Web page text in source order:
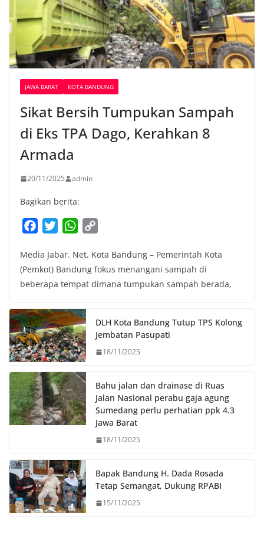
JAWA BARAT KOTA BANDUNG
Sikat Bersih Tumpukan Sampah
di Eks TPA Dago, Kerahkan 8
Armada
20/11/2025 admin
Bagikan berita:
c
e
b
o
k
i
t
t
r
W
a
t
s
p
p
p
y
L
n
k
Media Jabar. Net. Kota Bandung – Pemerintah Kota
(Pemkot) Bandung fokus menangani sampah di
beberapa tempat dimana tumpukan sampah berada,
DLH Kota Bandung Tutup TPS Kolong
Jembatan Pasupati
18/11/2025
Bahu jalan dan drainase di Ruas
Jalan Nasional perabu gaja agung
Sumedang perlu perhatian ppk 4.3
Jawa Barat
18/11/2025
Bapak Bandung H. Dada Rosada
Tetap Semangat, Dukung RPABI
15/11/2025